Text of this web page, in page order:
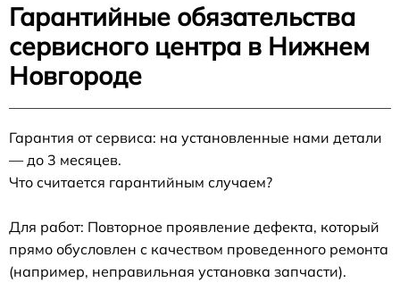
Гарантийные обязательства
сервисного центра в Нижнем
Новгороде
Гарантия от сервиса: на установленные нами детали
— до 3 месяцев.
Что считается гарантийным случаем?
Для работ: Повторное проявление дефекта, который
прямо обусловлен с качеством проведенного ремонта
(например, неправильная установка запчасти).